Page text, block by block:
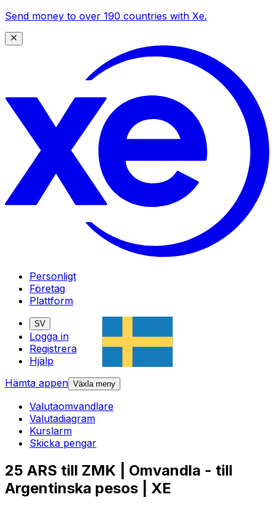
Send money to over 190 countries with Xe.
Personligt
Företag
Plattform
SV
Logga in
Registrera
Hjälp
Hämta appen Växla meny
Valutaomvandlare
Valutadiagram
Kurslarm
Skicka pengar
25 ARS till ZMK | Omvandla - till
Argentinska pesos | XE